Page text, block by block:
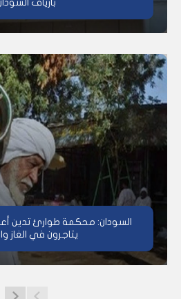
بأرياف
السودان: محكمة طوارئ تدين
يتاجرون في الغاز